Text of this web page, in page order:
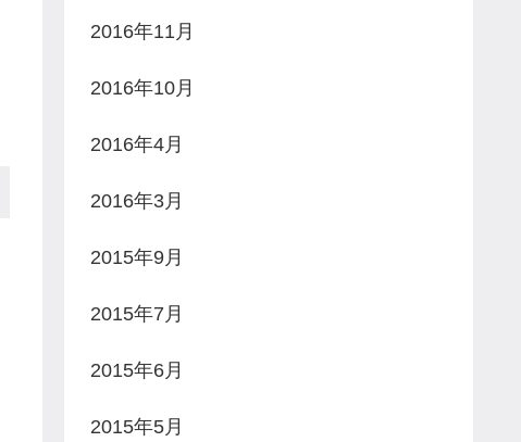
2016年11月
2016年10月
2016年4月
2016年3月
2015年9月
2015年7月
2015年6月
2015年5月